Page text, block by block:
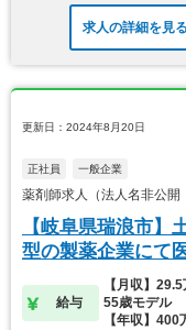
求人の詳細を見る
更新日：2024年8月20日
正社員 一般企業
薬剤師求人（法人名非公
【岐阜県瑞浪市
型の製薬企業にて
給与
【月収】
55歳モデル
【年収】